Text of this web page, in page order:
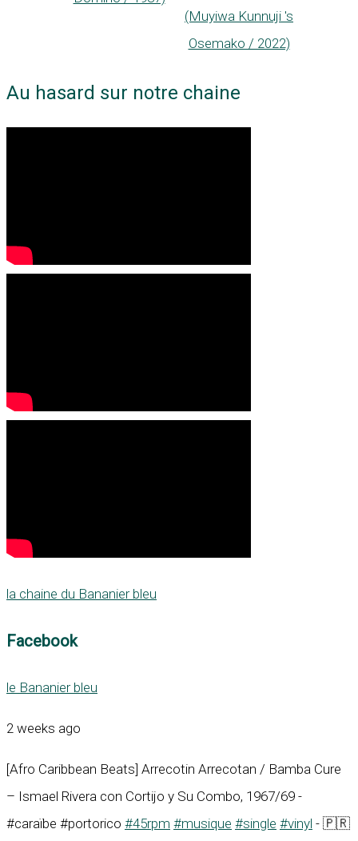
(Muyiwa Kunnuji 's
Osemako / 2022)
Au hasard sur notre chaine
la chaine du Bananier bleu
Facebook
le Bananier bleu
2 weeks ago
[Afro Caribbean Beats] Arrecotin Arrecotan / Bamba Cure
– Ismael Rivera con Cortijo y Su Combo, 1967/69 -
#caraïbe #portorico #45rpm #musique #single #vinyl - 🇵🇷